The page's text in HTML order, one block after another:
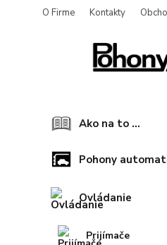
O Firme Kontakty
Ako na to ...
Pohony
Ovládanie
Prijímače